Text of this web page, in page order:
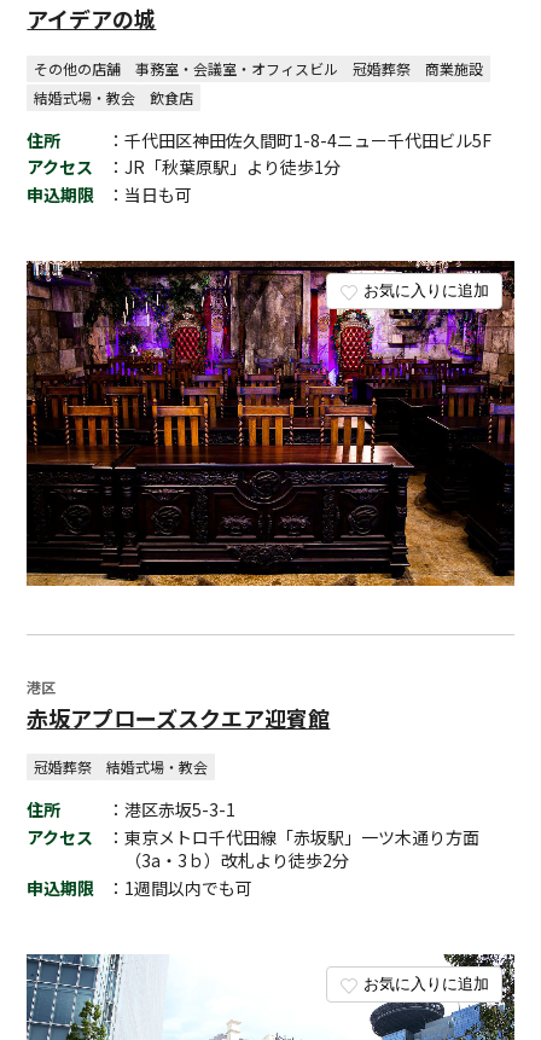
お気に入りに追加
アイデアの城
その他の店舗 事務室・会議室・オフィスビル 冠婚葬祭
商業施設
結婚式場・教会
飲食店
住所
：千代田区神田佐久間町1-8-4ニュー千代田ビル5F
アクセス
：JR「秋葉原駅」より徒歩1分
申込期限
：当日も可
お気に入りに追加
港区
赤坂アプローズスクエア迎賓館
冠婚葬祭 結婚式場・教会
住所
：港区赤坂5-3-1
アクセス
：東京メトロ千代田線「赤坂駅」一ツ木通り方面
（3a・3ｂ）改札より徒歩2分
申込期限
：1週間以内でも可